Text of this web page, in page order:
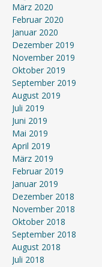
März 2020
Februar 2020
Januar 2020
Dezember 2019
November 2019
Oktober 2019
September 2019
August 2019
Juli 2019
Juni 2019
Mai 2019
April 2019
März 2019
Februar 2019
Januar 2019
Dezember 2018
November 2018
Oktober 2018
September 2018
August 2018
Juli 2018